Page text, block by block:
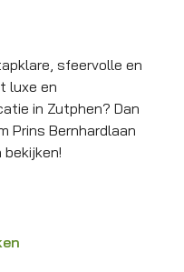
sfeervolle en
luxe en
in Zutphen? Dan
Prins Bernhardlaan